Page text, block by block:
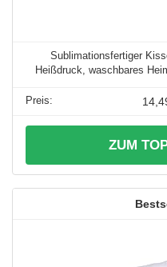
Sublimationsfertiger
Heißdruck, waschbares
ZUM